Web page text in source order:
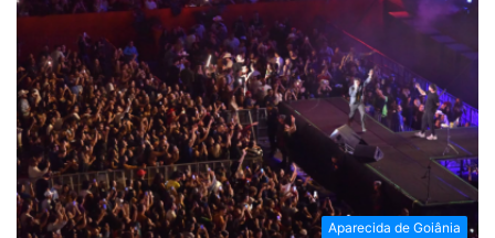
Aparecida de Goiânia